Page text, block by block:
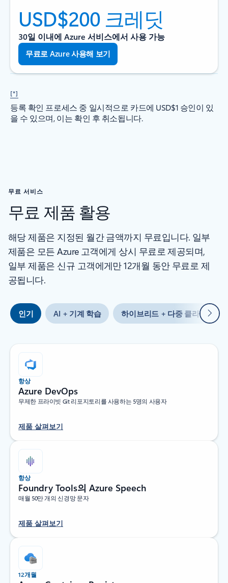
USD$200 크레딧
30일 이내에 Azure 서비스에서 사용 가능
무료로 Azure 사용해 보기
[*]
등록 확인 프로세스 중 일시적으로 카드에 USD$1 승인이 있
을 수 있으며, 이는 확인 후 취소됩니다.
무료 서비스
무료 제품 활용
해당 제품은 지정된 월간 금액까지 무료입니다. 일부
제품은 모든 Azure 고객에게 상시 무료로 제공되며,
일부 제품은 신규 고객에게만 12개월 동안 무료로 제
공됩니다.
인기 AI + 기계 학습 하이브리드 + 다중 클라우드다음
항상
Azure DevOps
무제한 프라이빗 Git 리포지토리를 사용하는 5명의 사용자
제품 살펴보기
항상
Foundry Tools의 Azure Speech
매월 50만 개의 신경망 문자
제품 살펴보기
12개월